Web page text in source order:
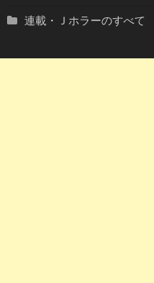
連載・Ｊホラーのすべて